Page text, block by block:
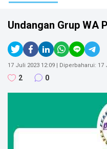
Dki Jakarta, Jakarta Pusat
Perkumpulan Pencinta Cerpen
Undangan Grup WA
17 Juli 2023 12:09 | Diperbaharui: 17
2 0